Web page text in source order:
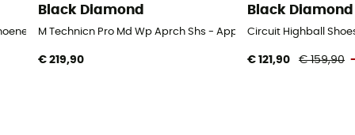
- Heren
Black Diamond
M Technicn Pro Md Wp Aprch Shs - Approachschoenen -
€ 219,90
Black Diamond
Circuit Highball
€ 121,90 € 159,90